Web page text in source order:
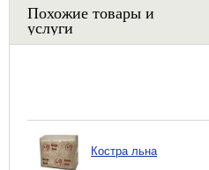
Похожие товары и
услуги
Костра льна